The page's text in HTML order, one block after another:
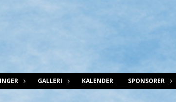
GALLERI KALENDER SPONSORER